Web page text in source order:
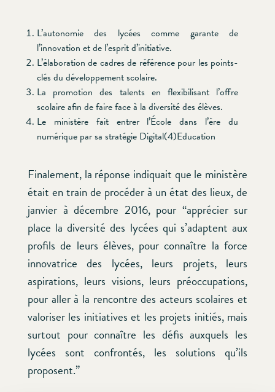
L’autonomie des lycées comme garante de
l’innovation et de l’esprit d’initiative.
L’élaboration de cadres de référence pour les points-
clés du développement scolaire.
La promotion des talents en flexibilisant l’offre
scolaire afin de faire face à la diversité des élèves.
Le ministère fait entrer l’École dans l’ère du
numérique par sa stratégie Digital(4)Education
Finalement, la réponse indiquait que le ministère
était en train de procéder à un état des lieux, de
janvier à décembre 2016, pour “apprécier sur
place la diversité des lycées qui s’adaptent aux
profils de leurs élèves, pour connaître la force
innovatrice des lycées, leurs projets, leurs
aspirations, leurs visions, leurs préoccupations,
pour aller à la rencontre des acteurs scolaires et
valoriser les initiatives et les projets initiés, mais
surtout pour connaître les défis auxquels les
lycées sont confrontés, les solutions qu’ils
proposent.”